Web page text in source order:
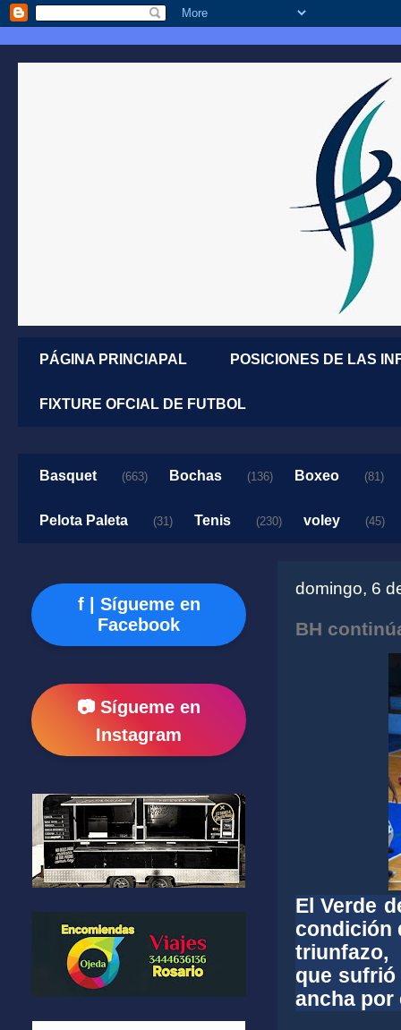
PÁGINA PRINCIAPAL POSICIONES DE LAS
FIXTURE OFCIAL DE FUTBOL
Basquet (663) Bochas (136) Boxeo (81)
Pelota Paleta (31) Tenis (230) voley (45)
domingo, 6
BH
El Verde
condición
triunfazo,
que sufrió
ancha por
f | Sígueme en
Facebook
📷 Sígueme en
Instagram